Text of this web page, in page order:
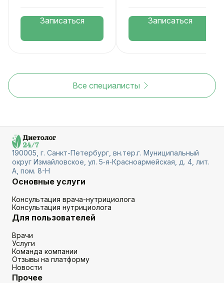
Записаться Записаться
Все специалисты
190005, г. Санкт-Петербург, вн.тер.г. Муниципальный
округ Измайловское, ул. 5‑я‑Красноармейская, д. 4, лит.
А, пом. 8-Н
Основные услуги
Консультация врача-нутрициолога
Консультация нутрициолога
Для пользователей
Врачи
Услуги
Команда компании
Отзывы на платформу
Новости
Прочее